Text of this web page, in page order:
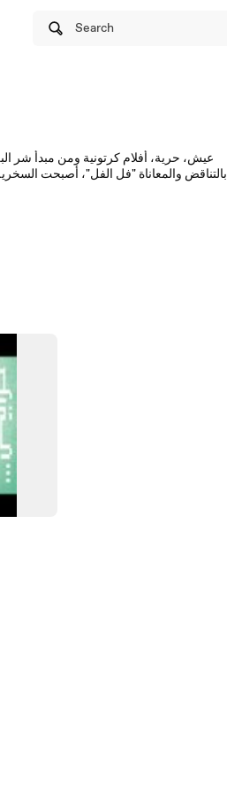
Search
عيش، حرية، أفلام كرتونية ومن مبدأ شر
بالتناقض والمعاناة "فل الفل"، أصبحت